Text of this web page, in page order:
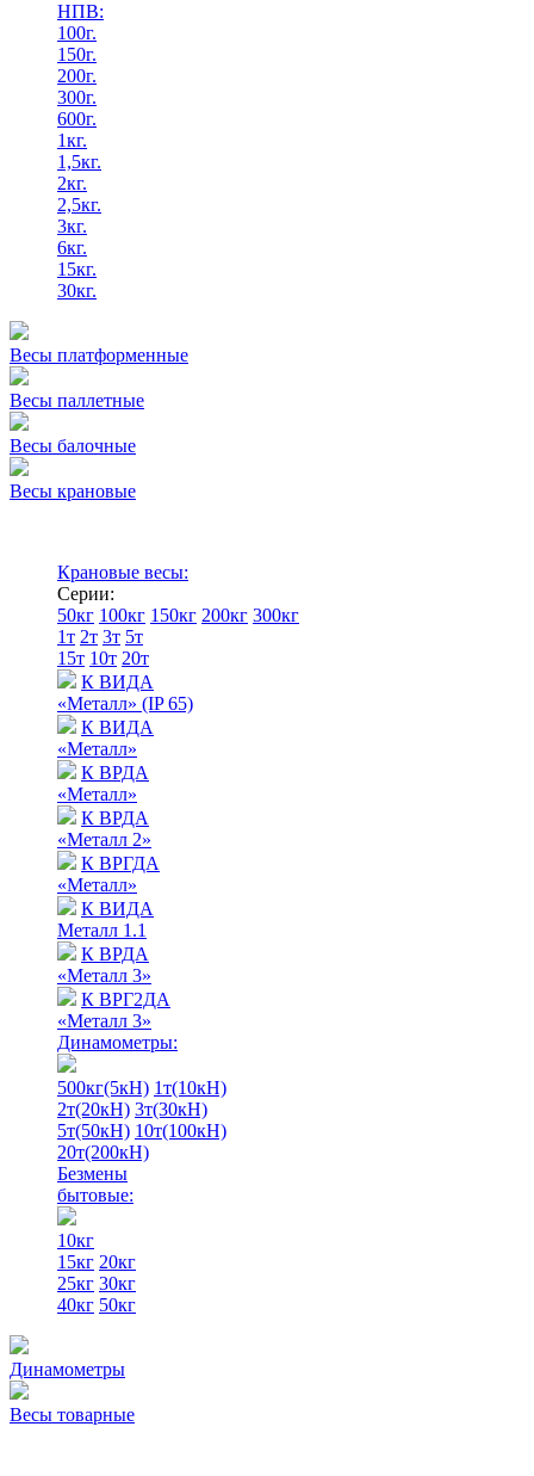
НПВ:
100г.
150г.
200г.
300г.
600г.
1кг.
1,5кг.
2кг.
2,5кг.
3кг.
6кг.
15кг.
30кг.
Весы платформенные
Весы паллетные
Весы балочные
Весы крановые
Крановые весы:
Серии:
50кг 100кг 150кг 200кг 300кг
1т 2т 3т 5т
15т 10т 20т
К ВИДА
«Металл» (IP 65)
К ВИДА
«Металл»
К ВРДА
«Металл»
К ВРДА
«Металл 2»
К ВРГДА
«Металл»
К ВИДА
Металл 1.1
К ВРДА
«Металл 3»
К ВРГ2ДА
«Металл 3»
Динамометры:
500кг(5кН) 1т(10кН)
2т(20кН) 3т(30кН)
5т(50кН) 10т(100кН)
20т(200кН)
Безмены
бытовые:
10кг
15кг 20кг
25кг 30кг
40кг 50кг
Динамометры
Весы товарные